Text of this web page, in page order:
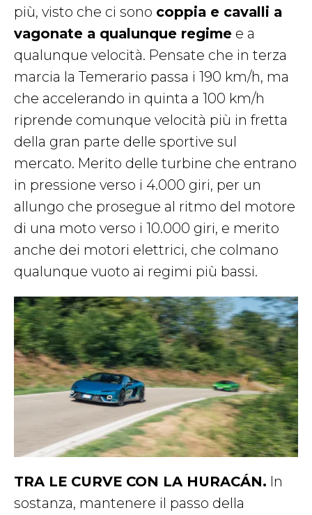
più, visto che ci sono coppia e cavalli a
vagonate a qualunque regime e a
qualunque velocità. Pensate che in terza
marcia la Temerario passa i 190 km/h, ma
che accelerando in quinta a 100 km/h
riprende comunque velocità più in fretta
della gran parte delle sportive sul
mercato. Merito delle turbine che entrano
in pressione verso i 4.000 giri, per un
allungo che prosegue al ritmo del motore
di una moto verso i 10.000 giri, e merito
anche dei motori elettrici, che colmano
qualunque vuoto ai regimi più bassi.
TRA LE CURVE CON LA HURACÁN. In
sostanza, mantenere il passo della